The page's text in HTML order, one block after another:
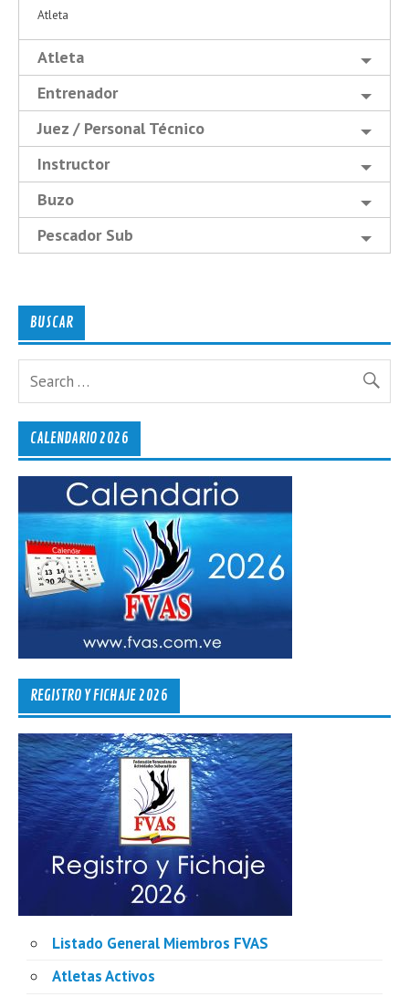
Atleta
Atleta
Entrenador
Juez / Personal Técnico
Instructor
Buzo
Pescador Sub
BUSCAR
CALENDARIO 2026
REGISTRO Y FICHAJE 2026
Listado General Miembros FVAS
Atletas Activos